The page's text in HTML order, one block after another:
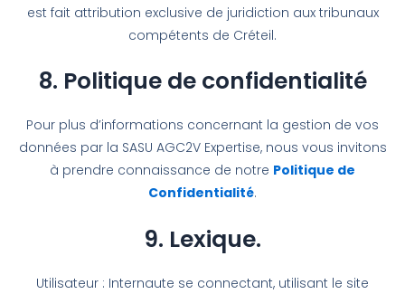
est fait attribution exclusive de juridiction aux tribunaux
compétents de Créteil.
8. Politique de confidentialité
Pour plus d’informations concernant la gestion de vos
données par la SASU AGC2V Expertise, nous vous invitons
à prendre connaissance de notre Politique de
Confidentialité.
9. Lexique.
Utilisateur : Internaute se connectant, utilisant le site